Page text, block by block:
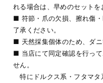
れる場合は、早めのセットを
■ 符節・爪の欠損、擦れ傷
了承ください。
■ 天然採集個体のため、ダニ
■ 当店にて同定確認を行っ
せん。
特にドルクス系・フタマタ